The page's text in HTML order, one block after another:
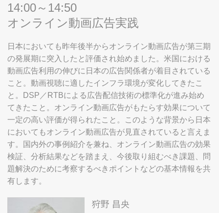
14:00～14:50
オンライン動画広告実践
日本においても昨年後半からオンライン動画広告が第三期
の発展期に突入したと評価され始めました。米国における
動画広告利用の伸びに日本の広告関係者が着目されている
こと。動画視聴に適したインフラ環境が変化してきたこ
と。DSP／RTBによる広告配信技術の標準化が進み始め
てきたこと。オンライン動画広告がもたらす効果について
一定の高い評価が得られたこと。このような背景から日本
においてもオンライン動画広告が見直されていると言えま
す。国内外の事例紹介を兼ね、オンライン動画広告の効果
検証、分析結果などを踏まえ、今後取り組むべき課題、問
題解決のために考察するべきポイントなどの基本情報を共
有します。
狩野 昌央